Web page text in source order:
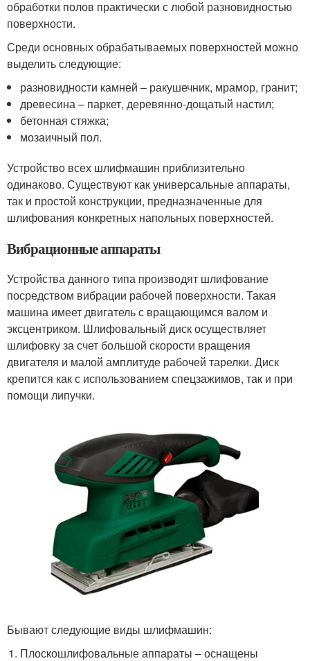
обработки полов практически с любой разновидностью
поверхности.
Среди основных обрабатываемых поверхностей можно
выделить следующие:
разновидности камней – ракушечник, мрамор, гранит;
древесина – паркет, деревянно-дощатый настил;
бетонная стяжка;
мозаичный пол.
Устройство всех шлифмашин приблизительно
одинаково. Существуют как универсальные аппараты,
так и простой конструкции, предназначенные для
шлифования конкретных напольных поверхностей.
Вибрационные аппараты
Устройства данного типа производят шлифование
посредством вибрации рабочей поверхности. Такая
машина имеет двигатель с вращающимся валом и
эксцентриком. Шлифовальный диск осуществляет
шлифовку за счет большой скорости вращения
двигателя и малой амплитуде рабочей тарелки. Диск
крепится как с использованием спецзажимов, так и при
помощи липучки.
Бывают следующие виды шлифмашин:
Плоскошлифовальные аппараты – оснащены